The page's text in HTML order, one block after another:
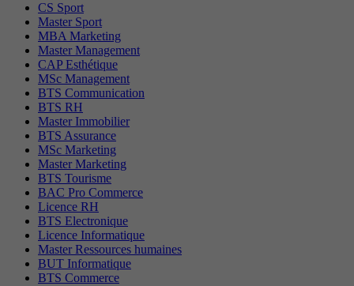
CS Sport
Master Sport
MBA Marketing
Master Management
CAP Esthétique
MSc Management
BTS Communication
BTS RH
Master Immobilier
BTS Assurance
MSc Marketing
Master Marketing
BTS Tourisme
BAC Pro Commerce
Licence RH
BTS Electronique
Licence Informatique
Master Ressources humaines
BUT Informatique
BTS Commerce